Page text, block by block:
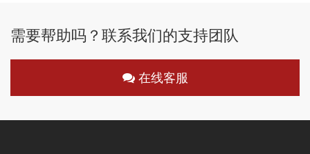
需要帮助吗？联系我们的支持团队
在线客服